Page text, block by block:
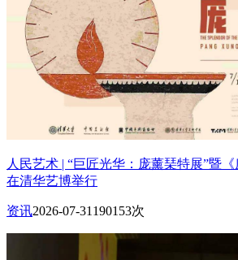
人民艺术 | “巨匠光华：庞薰琹特展”暨
在清华艺博举行
资讯2026-07-31 190153次